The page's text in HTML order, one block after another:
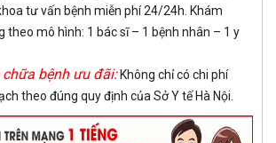
tư vấn bệnh miễn phí 24/24h. Khám
theo mô hình: 1 bác sĩ – 1 bệnh nhân – 1 y
chữa bệnh ưu đãi:Không chỉ có chi phí
theo đúng quy định của Sở Y tế Hà Nội.